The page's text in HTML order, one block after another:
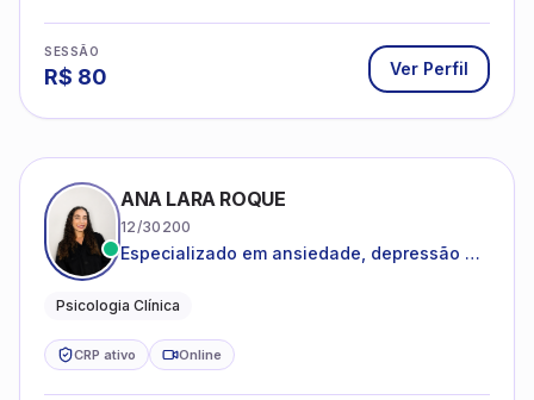
SESSÃO
R$ 80 Ver Perfil
ANA LARA ROQUE
12/30200
Especializado em ansiedade, depressão e
Psicologia Clínica
CRP ativo Online